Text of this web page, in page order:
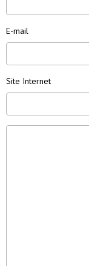
E-mail
Site Internet